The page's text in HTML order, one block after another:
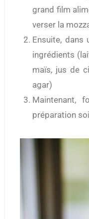
grand film
verser la
Ensuite, dans
ingrédients
maïs, jus de
agar)
Maintenant,
préparation